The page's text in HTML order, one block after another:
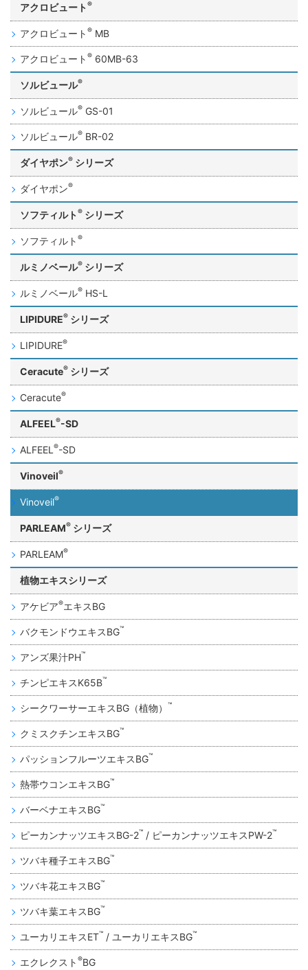
アクロビュート®
アクロビュート ® MB
アクロビュート ® 60MB-63
ソルビュール®
ソルビュール® GS-01
ソルビュール® BR-02
ダイヤポン® シリーズ
ダイヤポン®
ソフティルト® シリーズ
ソフティルト ®
ルミノベール® シリーズ
ルミノベール® HS-L
LIPIDURE® シリーズ
LIPIDURE®
Ceracute® シリーズ
Ceracute®
ALFEEL®-SD
ALFEEL ®-SD
Vinoveil®
Vinoveil®
PARLEAM® シリーズ
PARLEAM®
植物エキスシリーズ
アケビア®エキスBG
バクモンドウエキスBG™
アンズ果汁PH™
チンピエキスK65B™
シークワーサーエキスBG（植物） ™
クミスクチンエキスBG™
パッションフルーツエキスBG™
熱帯ウコンエキスBG™
バーベナエキスBG™
ピーカンナッツエキスBG-2™ / ピーカンナッツエキスPW-2™
ツバキ種子エキスBG™
ツバキ花エキスBG™
ツバキ葉エキスBG™
ユーカリエキスET™ / ユーカリエキスBG™
エクレクスト ®BG